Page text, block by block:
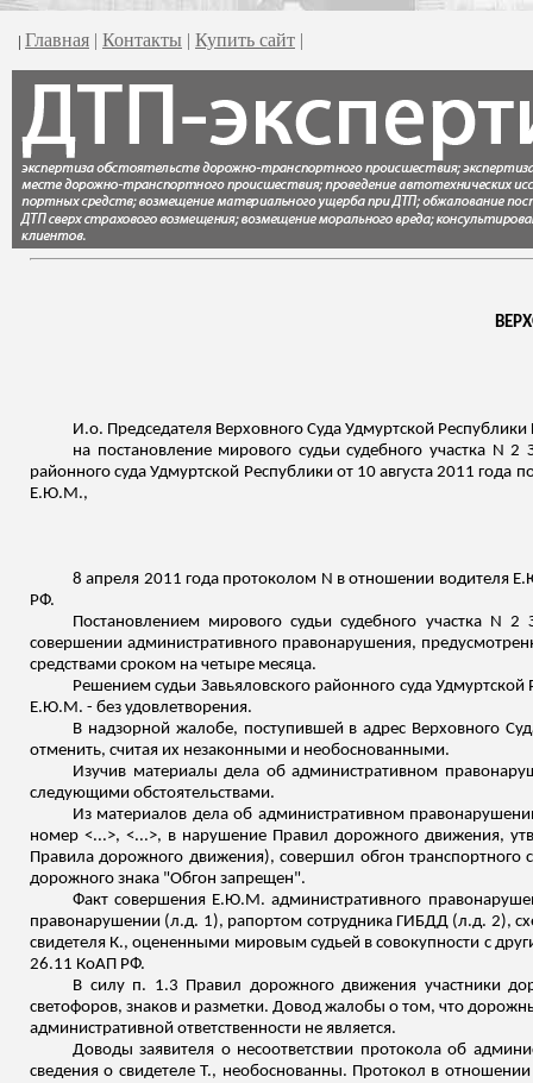
| Главная | Контакты | Купить сайт |
И.о. Председателя Верховного Суда Удмуртской Республики
на постановление мирового судьи судебного участка N 2
районного суда Удмуртской Республики от 10 августа 2011
Е.Ю.М.,
8 апреля 2011 года протоколом N в отношении водителя
РФ.
Постановлением мирового судьи судебного участка N 2
совершении административного правонарушения,
средствами сроком на четыре месяца.
Решением судьи Завьяловскогорайонного суда Удмуртской
Е.Ю.М. - без удовлетворения.
В надзорной жалобе, поступившей в адрес Верховного
отменить, считая их незаконными и необоснованными.
Изучив материалы дела об административном
следующими обстоятельствами.
Из материалов дела об административном
номер <...>, <...>, в нарушение Правил дорожного движения,
Правила дорожного движения), совершил обгон транспортного
дорожного знака "Обгон запрещен".
Факт совершения Е.Ю.М. административного
правонарушении (л.д. 1), рапортом сотрудника ГИБДД (л.д. 2),
свидетеля К., оцененными мировым судьей в совокупности с
26.11 КоАП РФ.
В силу п. 1.3 Правил дорожного движения участники
светофоров, знаков и разметки. Довод жалобы о том, что
административной ответственности не является.
Доводы заявителя о несоответствии протокола об
сведения о свидетеле Т., необоснованны. Протокол в